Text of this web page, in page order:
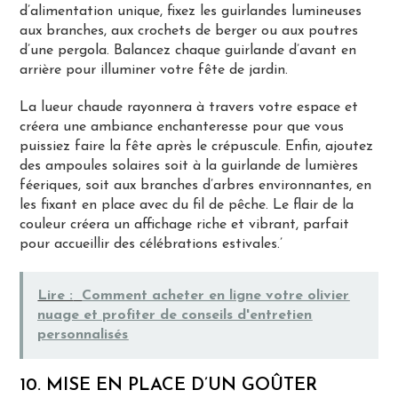
d’alimentation unique, fixez les guirlandes lumineuses
aux branches, aux crochets de berger ou aux poutres
d’une pergola. Balancez chaque guirlande d’avant en
arrière pour illuminer votre fête de jardin.
La lueur chaude rayonnera à travers votre espace et
créera une ambiance enchanteresse pour que vous
puissiez faire la fête après le crépuscule. Enfin, ajoutez
des ampoules solaires soit à la guirlande de lumières
féeriques, soit aux branches d’arbres environnantes, en
les fixant en place avec du fil de pêche. Le flair de la
couleur créera un affichage riche et vibrant, parfait
pour accueillir des célébrations estivales.’
Lire :
Comment acheter en ligne votre olivier
nuage et profiter de conseils d'entretien
personnalisés
10. MISE EN PLACE D’UN GOÛTER